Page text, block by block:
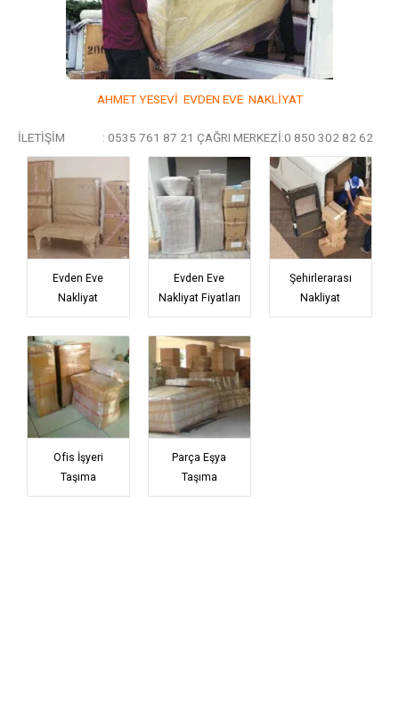
AHMET YESEVİ EVDEN EVE NAKLİYAT
İLETİŞİM : 0535 761 87 21 ÇAĞRI MERKEZİ:0 850 302 82 62
Evden Eve
Nakliyat
Evden Eve
Nakliyat Fiyatları
Şehirlerarası
Nakliyat
Ofis İşyeri
Taşıma
Parça Eşya
Taşıma